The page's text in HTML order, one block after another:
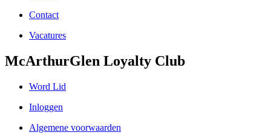
Contact
Vacatures
McArthurGlen Loyalty Club
Word Lid
Inloggen
Algemene voorwaarden